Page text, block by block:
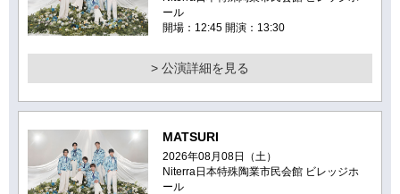
ール
開場：12:45 開演：13:30
> 公演詳細を見る
MATSURI
2026年08月08日（土）
Niterra日本特殊陶業市民会館 ビレッジホ
ール